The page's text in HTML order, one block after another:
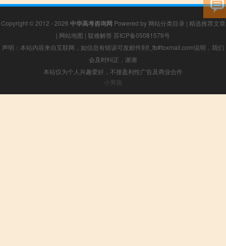
Copyright © 2012 - 2026 中华高考咨询网 Powered by 网站分类目录 | 精选推荐文章
| 网站地图 | 疑难解答 苏ICP备05081579号
声明：本站内容来自互联网，如信息有错误可发邮件到f_fb#foxmail.com说明，我们
会及时纠正，谢谢
本站仅为个人兴趣爱好，不接盈利性广告及商业合作
小男孩